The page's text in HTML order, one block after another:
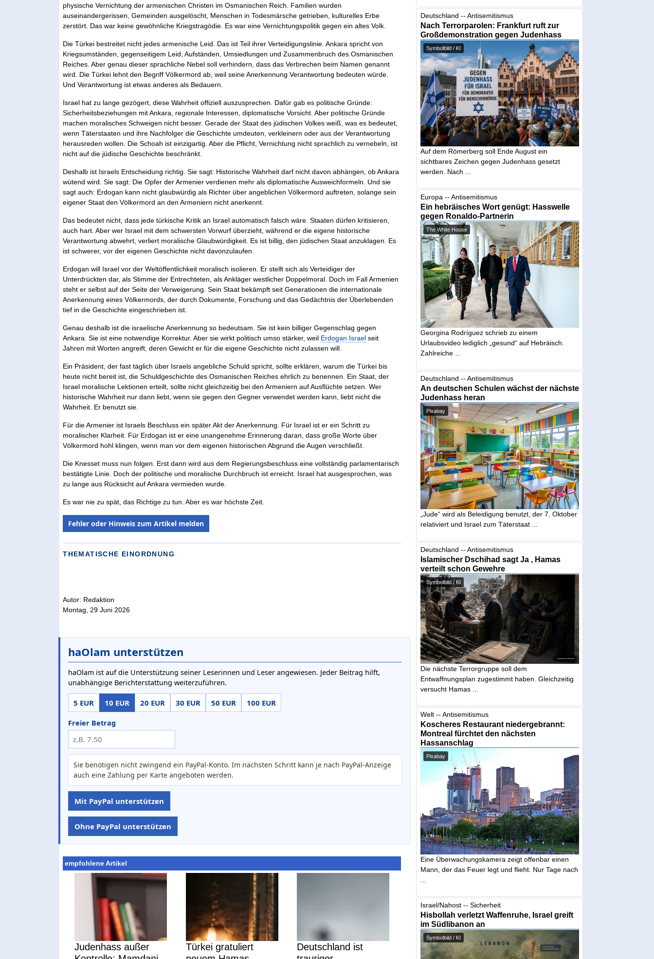
physische Vernichtung der armenischen Christen im Osmanischen Reich. Familien wurden
auseinandergerissen, Gemeinden ausgelöscht, Menschen in Todesmärsche getrieben, kulturelles Erbe
zerstört. Das war keine gewöhnliche Kriegstragödie. Es war eine Vernichtungspolitik gegen ein altes Volk.
Die Türkei bestreitet nicht jedes armenische Leid. Das ist Teil ihrer Verteidigungslinie. Ankara spricht von
Kriegsumständen, gegenseitigem Leid, Aufständen, Umsiedlungen und Zusammenbruch des Osmanischen
Reiches. Aber genau dieser sprachliche Nebel soll verhindern, dass das Verbrechen beim Namen genannt
wird. Die Türkei lehnt den Begriff Völkermord ab, weil seine Anerkennung Verantwortung bedeuten würde.
Und Verantwortung ist etwas anderes als Bedauern.
Israel hat zu lange gezögert, diese Wahrheit offiziell auszusprechen. Dafür gab es politische Gründe:
Sicherheitsbeziehungen mit Ankara, regionale Interessen, diplomatische Vorsicht. Aber politische Gründe
machen moralisches Schweigen nicht besser. Gerade der Staat des jüdischen Volkes weiß, was es bedeutet,
wenn Täterstaaten und ihre Nachfolger die Geschichte umdeuten, verkleinern oder aus der Verantwortung
herausreden wollen. Die Schoah ist einzigartig. Aber die Pflicht, Vernichtung nicht sprachlich zu vernebeln, ist
nicht auf die jüdische Geschichte beschränkt.
Deshalb ist Israels Entscheidung richtig. Sie sagt: Historische Wahrheit darf nicht davon abhängen, ob Ankara
wütend wird. Sie sagt: Die Opfer der Armenier verdienen mehr als diplomatische Ausweichformeln. Und sie
sagt auch: Erdogan kann nicht glaubwürdig als Richter über angeblichen Völkermord auftreten, solange sein
eigener Staat den Völkermord an den Armeniern nicht anerkennt.
Das bedeutet nicht, dass jede türkische Kritik an Israel automatisch falsch wäre. Staaten dürfen kritisieren,
auch hart. Aber wer Israel mit dem schwersten Vorwurf überzieht, während er die eigene historische
Verantwortung abwehrt, verliert moralische Glaubwürdigkeit. Es ist billig, den jüdischen Staat anzuklagen. Es
ist schwerer, vor der eigenen Geschichte nicht davonzulaufen.
Erdogan will Israel vor der Weltöffentlichkeit moralisch isolieren. Er stellt sich als Verteidiger der
Unterdrückten dar, als Stimme der Entrechteten, als Ankläger westlicher Doppelmoral. Doch im Fall Armenien
steht er selbst auf der Seite der Verweigerung. Sein Staat bekämpft seit Generationen die internationale
Anerkennung eines Völkermords, der durch Dokumente, Forschung und das Gedächtnis der Überlebenden
tief in die Geschichte eingeschrieben ist.
Genau deshalb ist die israelische Anerkennung so bedeutsam. Sie ist kein billiger Gegenschlag gegen
Ankara. Sie ist eine notwendige Korrektur. Aber sie wirkt politisch umso stärker, weil Erdogan Israel seit
Jahren mit Worten angreift, deren Gewicht er für die eigene Geschichte nicht zulassen will.
Ein Präsident, der fast täglich über Israels angebliche Schuld spricht, sollte erklären, warum die Türkei bis
heute nicht bereit ist, die Schuldgeschichte des Osmanischen Reiches ehrlich zu benennen. Ein Staat, der
Israel moralische Lektionen erteilt, sollte nicht gleichzeitig bei den Armeniern auf Ausflüchte setzen. Wer
historische Wahrheit nur dann liebt, wenn sie gegen den Gegner verwendet werden kann, liebt nicht die
Wahrheit. Er benutzt sie.
Für die Armenier ist Israels Beschluss ein später Akt der Anerkennung. Für Israel ist er ein Schritt zu
moralischer Klarheit. Für Erdogan ist er eine unangenehme Erinnerung daran, dass große Worte über
Völkermord hohl klingen, wenn man vor dem eigenen historischen Abgrund die Augen verschließt.
Die Knesset muss nun folgen. Erst dann wird aus dem Regierungsbeschluss eine vollständig parlamentarisch
bestätigte Linie. Doch der politische und moralische Durchbruch ist erreicht. Israel hat ausgesprochen, was
zu lange aus Rücksicht auf Ankara vermieden wurde.
Es war nie zu spät, das Richtige zu tun. Aber es war höchste Zeit.
Fehler oder Hinweis zum Artikel melden
THEMATISCHE EINORDNUNG
Autor: Redaktion
Montag, 29 Juni 2026
haOlam unterstützen
haOlam ist auf die Unterstützung seiner Leserinnen und Leser angewiesen. Jeder Beitrag hilft,
unabhängige Berichterstattung weiterzuführen.
5 EUR 10 EUR 20 EUR 30 EUR 50 EUR 100 EUR
Freier Betrag
Sie benötigen nicht zwingend ein PayPal-Konto. Im nächsten Schritt kann je nach PayPal-Anzeige
auch eine Zahlung per Karte angeboten werden.
Mit PayPal unterstützen
Ohne PayPal unterstützen
empfohlene Artikel
Judenhass außer
Türkei gratuliert
Deutschland ist
Deutschland -- Antisemitismus
Nach Terrorparolen: Frankfurt ruft zur
Großdemonstration gegen Judenhass
Symbolbild / KI
Auf dem Römerberg soll Ende August ein
sichtbares Zeichen gegen Judenhass gesetzt
werden. Nach ...
Europa -- Antisemitismus
Ein hebräisches Wort genügt: Hasswelle
gegen Ronaldo-Partnerin
The White House
Georgina Rodríguez schrieb zu einem
Urlaubsvideo lediglich „gesund“ auf Hebräisch.
Zahlreiche ...
Deutschland -- Antisemitismus
An deutschen Schulen wächst der nächste
Judenhass heran
Pixabay
„Jude“ wird als Beleidigung benutzt, der 7. Oktober
relativiert und Israel zum Täterstaat ...
Deutschland -- Antisemitismus
Islamischer Dschihad sagt Ja , Hamas
verteilt schon Gewehre
Symbolbild / KI
Die nächste Terrorgruppe soll dem
Entwaffnungsplan zugestimmt haben. Gleichzeitig
versucht Hamas ...
Welt -- Antisemitismus
Koscheres Restaurant niedergebrannt:
Montreal fürchtet den nächsten
Hassanschlag
Pixabay
Eine Überwachungskamera zeigt offenbar einen
Mann, der das Feuer legt und flieht. Nur Tage nach
Israel/Nahost -- Sicherheit
Hisbollah verletzt Waffenruhe, Israel greift
im Südlibanon an
Symbolbild / KI